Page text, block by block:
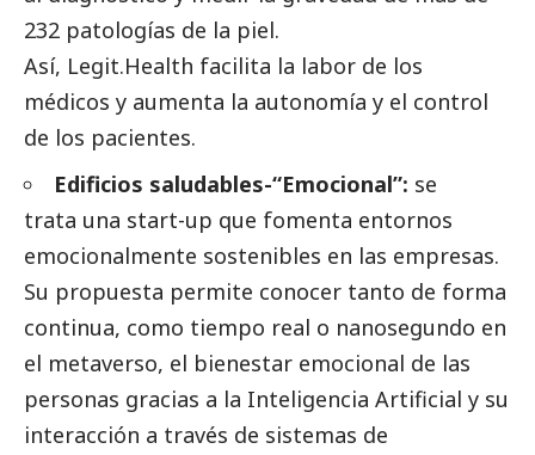
232 patologías de la piel.
Así, Legit.Health facilita la labor de los
médicos y aumenta la autonomía y el control
de los pacientes.
Edificios saludables-“Emocional”: se
trata una start-up que fomenta entornos
emocionalmente sostenibles en las empresas.
Su propuesta permite conocer tanto de forma
continua, como tiempo real o nanosegundo en
el metaverso, el bienestar emocional de las
personas gracias a la Inteligencia Artificial y su
interacción a través de sistemas de